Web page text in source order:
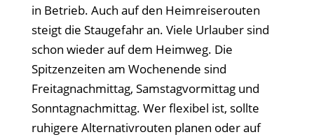
in Betrieb. Auch auf den Heimreiserouten
steigt die Staugefahr an. Viele Urlauber sind
schon wieder auf dem Heimweg. Die
Spitzenzeiten am Wochenende sind
Freitagnachmittag, Samstagvormittag und
Sonntagnachmittag. Wer flexibel ist, sollte
ruhigere Alternativrouten planen oder auf